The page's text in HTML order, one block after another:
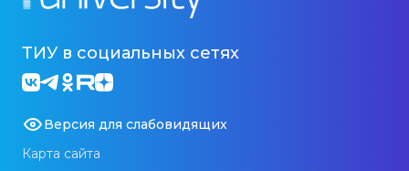
ТИУ в социальных сетях
Версия для слабовидящих
Карта сайта